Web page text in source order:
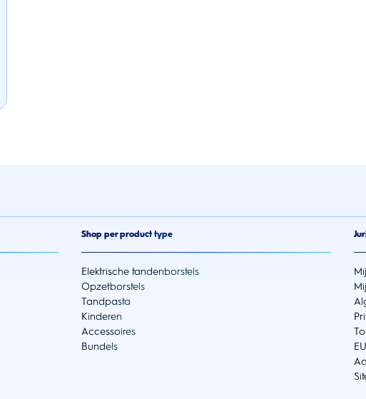
Shop per product type
Elektrische tandenborstels
Opzetborstels
Tandpasta
Kinderen
Accessoires
Bundels